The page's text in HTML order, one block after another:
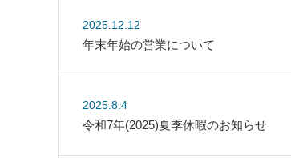
2025.12.12
年末年始の営業について
2025.8.4
令和7年(2025)夏季休暇のお知らせ